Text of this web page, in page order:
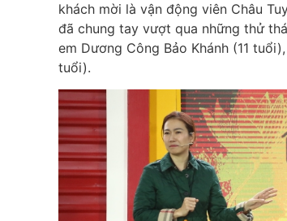
khách mời là vận động viên Châu
đã chung tay vượt qua những thử
em Dương Công Bảo Khánh (11
tuổi).